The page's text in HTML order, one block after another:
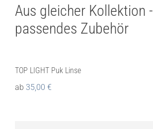
Aus gleicher Kollektion -
passendes Zubehör
TOP LIGHT Puk Linse
ab 35,00 €